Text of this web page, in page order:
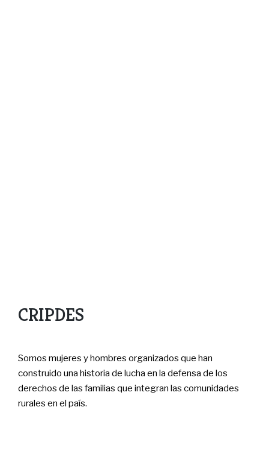
CRIPDES
Somos mujeres y hombres organizados que han
construido una historia de lucha en la defensa de los
derechos de las familias que integran las comunidades
rurales en el país.